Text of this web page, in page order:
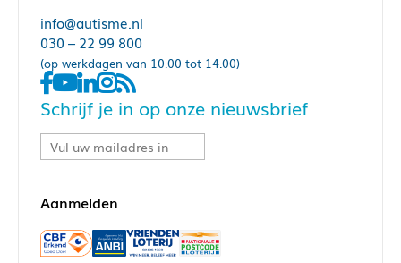
info@autisme.nl
030 – 22 99 800
(op werkdagen van 10.00 tot 14.00)
Schrijf je in op onze nieuwsbrief